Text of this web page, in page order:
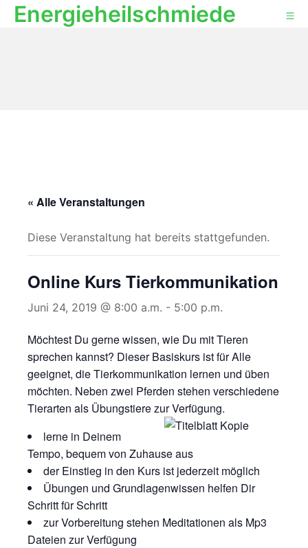
ZumEnergieheilschmiede
« Alle Veranstaltungen
Diese Veranstaltung hat bereits stattgefunden.
Online Kurs Tierkommunikation
Juni 24, 2019 @ 8:00 a.m. - 5:00 p.m.
Möchtest Du gerne wissen, wie Du mit Tieren
sprechen kannst? Dieser Basiskurs ist für Alle
geeignet, die Tierkommunikation lernen und üben
möchten. Neben zwei Pferden stehen verschiedene
Tierarten als Übungstiere zur Verfügung.
lerne in Deinem
Tempo, bequem von Zuhause aus
der Einstieg in den Kurs ist jederzeit möglich
Übungen und Grundlagenwissen helfen Dir
Schritt für Schritt
zur Vorbereitung stehen Meditationen als Mp3
Dateien zur Verfügung